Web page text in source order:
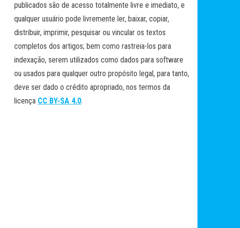
publicados são de acesso totalmente livre e imediato, e
qualquer usuário pode livremente ler, baixar, copiar,
distribuir, imprimir, pesquisar ou vincular os textos
completos dos artigos; bem como rastreia-los para
indexação, serem utilizados como dados para software
ou usados para qualquer outro propósito legal, para tanto,
deve ser dado o crédito apropriado, nos termos da
licença CC BY-SA 4.0.